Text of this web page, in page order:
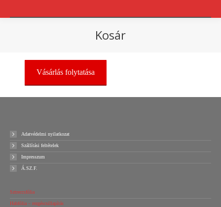
Kosár
Vásárlás folytatása
Adatvédelmi nyilatkozat
Szállítási feltételek
Impresszum
Á.SZ.F.
Sztreccsfólia
Habfólia – rezgéscsillapítás